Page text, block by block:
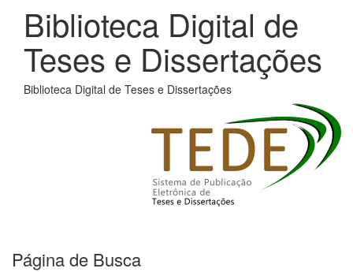
Biblioteca Digital de
Teses e Dissertações
Biblioteca Digital de Teses e Dissertações
Página de Busca